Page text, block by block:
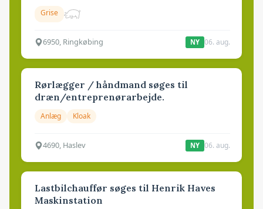
Grise
6950, Ringkøbing NY 06. aug.
Rørlægger / håndmand søges til
dræn/entreprenørarbejde.
Anlæg Kloak
4690, Haslev NY 06. aug.
Lastbilchauffør søges til Henrik Haves
Maskinstation